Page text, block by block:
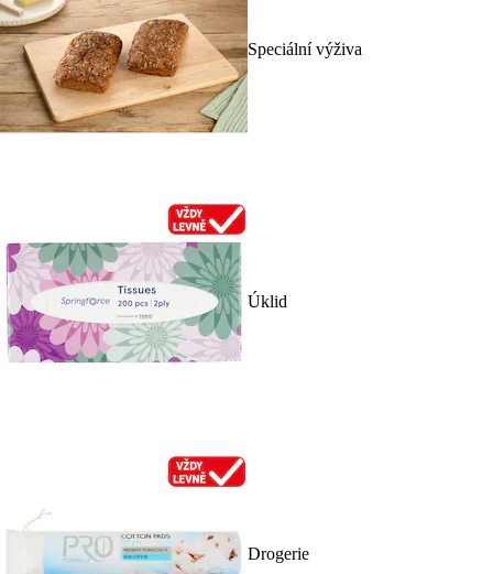
Speciální výživa
Úklid
Drogerie